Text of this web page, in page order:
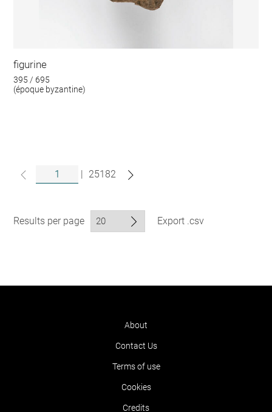
figurine
395 / 695
(époque byzantine)
| 25182
Results per page Export .csv
About
Contact Us
Terms of use
Cookies
Credits